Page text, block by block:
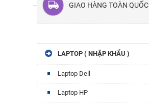
GIAO HÀNG TOÀN QUỐC
LAPTOP ( NHẬP KHẨU )
Laptop Dell
Laptop HP